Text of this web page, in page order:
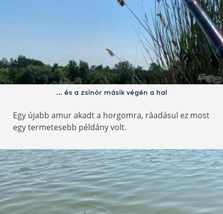
… és a zsinór másik végén a hal
Egy újabb amur akadt a horgomra, ráadásul ez most
egy termetesebb példány volt.